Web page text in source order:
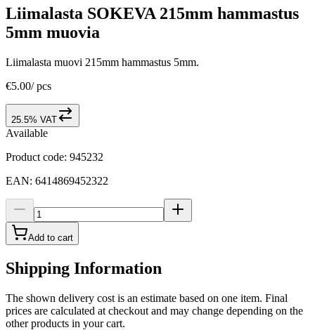
Liimalasta SOKEVA 215mm hammastus
5mm muovia
Liimalasta muovi 215mm hammastus 5mm.
€5.00/ pcs
25.5% VAT
Available
Product code: 945232
EAN: 6414869452322
Add to cart
Shipping Information
The shown delivery cost is an estimate based on one item. Final
prices are calculated at checkout and may change depending on the
other products in your cart.